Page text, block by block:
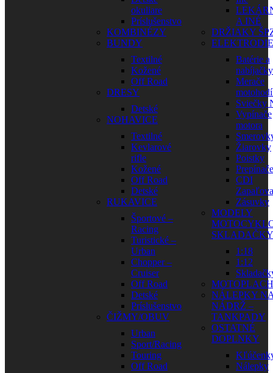
okuliare
Príslušenstvo
KOMBINÉZY
BUNDY
Textilné
Kožené
Off Road
DRESY
Detské
NOHAVICE
Textilné
Kevlarové
rifle
Kožené
Off Road
Detské
RUKAVICE
Športové –
Racing
Turistické –
Urban
Chopper –
Cruiser
Off Road
Detské
Príslušenstvo
ČIŽMY/OBUV
Urban
Sport/Racing
Touring
Off Road
A INÉ
DRŽIAKY
Batérie a
nabíjačky
Merače
Sviečky
Vypínače
motora
Žiarovky
Poistky
Prepínače
CDI
Zásuvky
MODELY
SKLADAČKY
1:18
1:12
NÁLEPKY
NÁDRŽ –
TANKPADY
OSTATNÉ
DOPLNKY
Nálepky